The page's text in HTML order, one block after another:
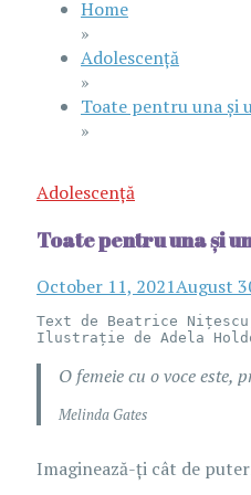
Home
»
Adolescență
»
Toate pentru una și
»
Adolescență
Toate pentru una și
October 11, 2021August
Text de Beatrice
Ilustrație de Adela
O femeie cu o voce este,
Melinda Gates
Imaginează-ți cât de